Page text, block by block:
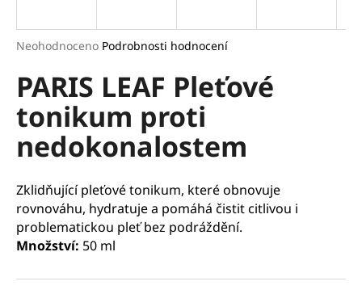
Průměrné
produktu
je
0,0
z
hvězdiček.
Neohodnoceno Podrobnosti hodnocení
PARIS LEAF Pleťové
tonikum proti
nedokonalostem
Zklidňující pleťové tonikum, které obnovuje
rovnováhu, hydratuje a pomáhá čistit citlivou i
problematickou pleť bez podráždění.
Množství: 50 ml
j
t
?
HLEDAT
o